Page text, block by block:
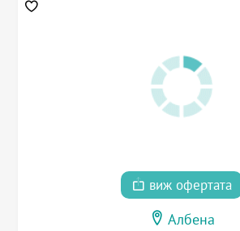
виж офертата
Албена